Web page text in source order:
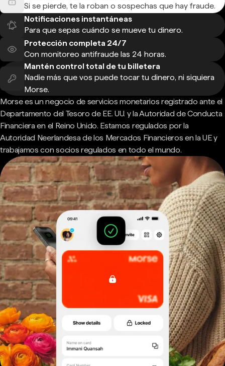
Si se pierde, te la roban o sospechas que hay fraude.
Notificaciones instantáneas
Para que sepas cuándo se mueve tu dinero.
Protección completa 24/7
Con monitoreo antifraude las 24 horas.
Mantén control total de tu billetera
Nadie más que vos puede tocar tu dinero, ni siquiera
Morse.
Morse es un negocio de servicios monetarios registrado ante el
Departamento del Tesoro de EE. UU. y la Autoridad de Conducta
Financiera en el Reino Unido. Estamos regulados por la
Autoridad Neerlandesa de los Mercados Financieros en la UE y
trabajamos con socios regulados en todo el mundo.